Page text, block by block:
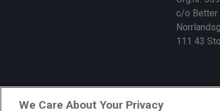
c/o Better
111 43
We Care About Your Privacy